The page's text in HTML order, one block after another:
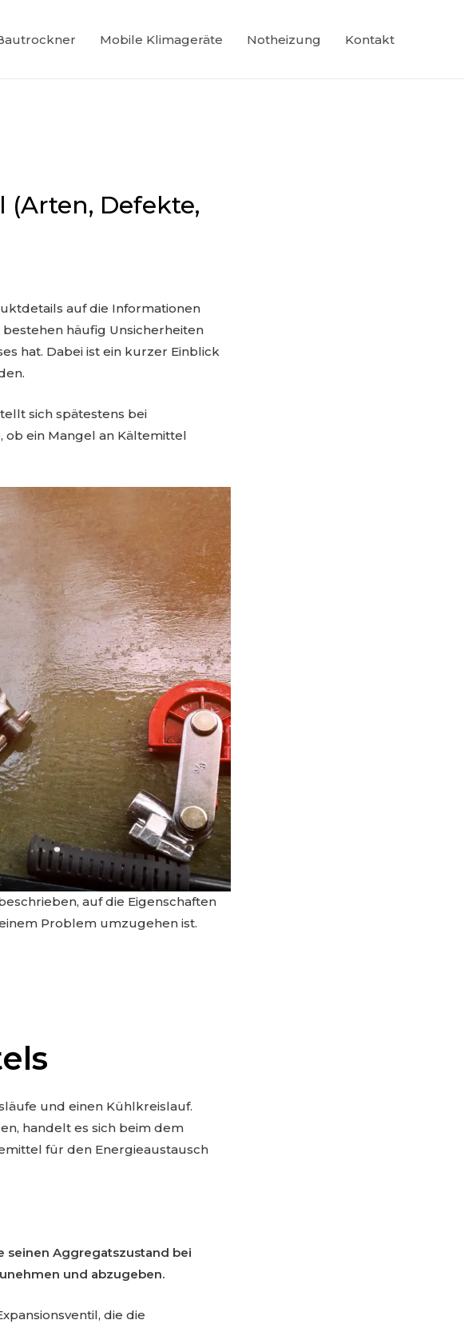
Mobile Klimageräte Notheizung Kontakt
Defekte,
auf die Informationen
häufig Unsicherheiten
hat. Dabei ist ein kurzer Einblick
sich spätestens bei
ein Mangel an Kältemittel
auf die Eigenschaften
Problem umzugehen ist.
und einen Kühlkreislauf.
handelt es sich beim dem
für den Energieaustausch
seinen Aggregatszustand bei
und abzugeben.
die die